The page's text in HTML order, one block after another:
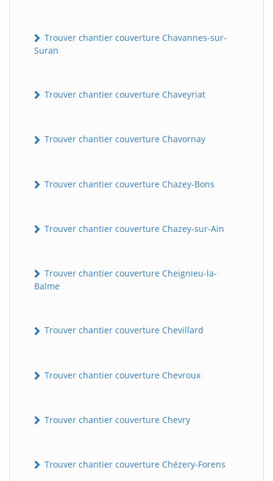
Trouver chantier couverture Chavannes-sur-
Suran
Trouver chantier couverture Chaveyriat
Trouver chantier couverture Chavornay
Trouver chantier couverture Chazey-Bons
Trouver chantier couverture Chazey-sur-Ain
Trouver chantier couverture Cheignieu-la-
Balme
Trouver chantier couverture Chevillard
Trouver chantier couverture Chevroux
Trouver chantier couverture Chevry
Trouver chantier couverture Chézery-Forens